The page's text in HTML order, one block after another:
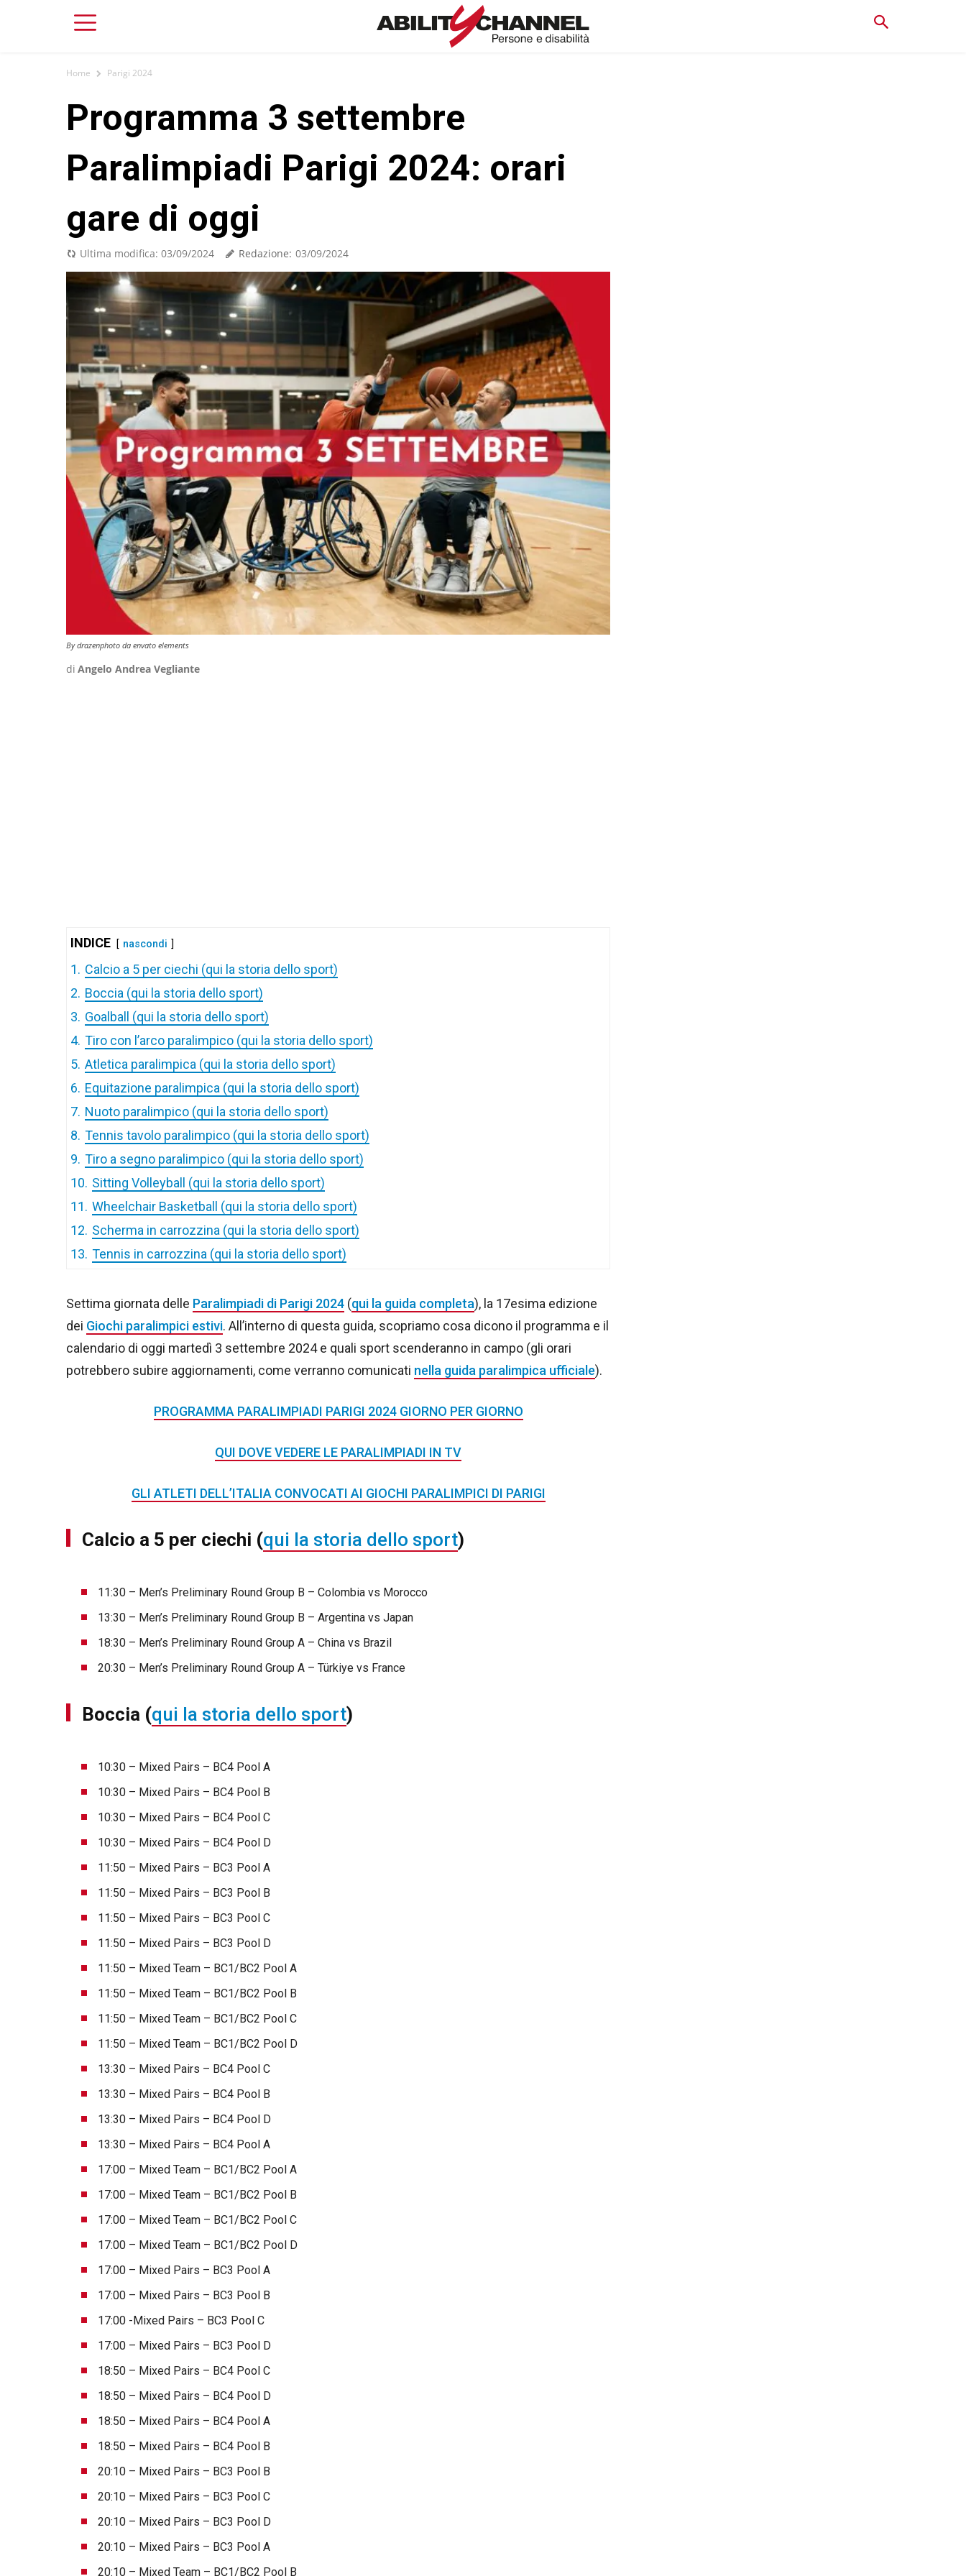
Home Parigi 2024
Programma 3 settembre
Paralimpiadi Parigi 2024: orari
gare di oggi
Ultima modifica: 03/09/2024 Redazione: 03/09/2024
By drazenphoto da envato elements
di Angelo Andrea Vegliante
INDICE nascondi
1. Calcio a 5 per ciechi (qui la storia dello sport)
2. Boccia (qui la storia dello sport)
3. Goalball (qui la storia dello sport)
4. Tiro con l’arco paralimpico (qui la storia dello sport)
5. Atletica paralimpica (qui la storia dello sport)
6. Equitazione paralimpica (qui la storia dello sport)
7. Nuoto paralimpico (qui la storia dello sport)
8. Tennis tavolo paralimpico (qui la storia dello sport)
9. Tiro a segno paralimpico (qui la storia dello sport)
10. Sitting Volleyball (qui la storia dello sport)
11. Wheelchair Basketball (qui la storia dello sport)
12. Scherma in carrozzina (qui la storia dello sport)
13. Tennis in carrozzina (qui la storia dello sport)
Settima giornata delle Paralimpiadi di Parigi 2024 (qui la guida completa), la 17esima edizione
dei Giochi paralimpici estivi. All’interno di questa guida, scopriamo cosa dicono il programma e il
calendario di oggi martedì 3 settembre 2024 e quali sport scenderanno in campo (gli orari
potrebbero subire aggiornamenti, come verranno comunicati nella guida paralimpica ufficiale).
PROGRAMMA PARALIMPIADI PARIGI 2024 GIORNO PER GIORNO
QUI DOVE VEDERE LE PARALIMPIADI IN TV
GLI ATLETI DELL’ITALIA CONVOCATI AI GIOCHI PARALIMPICI DI PARIGI
Calcio a 5 per ciechi (qui la storia dello sport)
11:30 – Men’s Preliminary Round Group B – Colombia vs Morocco
13:30 – Men’s Preliminary Round Group B – Argentina vs Japan
18:30 – Men’s Preliminary Round Group A – China vs Brazil
20:30 – Men’s Preliminary Round Group A – Türkiye vs France
Boccia (qui la storia dello sport)
10:30 – Mixed Pairs – BC4 Pool A
10:30 – Mixed Pairs – BC4 Pool B
10:30 – Mixed Pairs – BC4 Pool C
10:30 – Mixed Pairs – BC4 Pool D
11:50 – Mixed Pairs – BC3 Pool A
11:50 – Mixed Pairs – BC3 Pool B
11:50 – Mixed Pairs – BC3 Pool C
11:50 – Mixed Pairs – BC3 Pool D
11:50 – Mixed Team – BC1/BC2 Pool A
11:50 – Mixed Team – BC1/BC2 Pool B
11:50 – Mixed Team – BC1/BC2 Pool C
11:50 – Mixed Team – BC1/BC2 Pool D
13:30 – Mixed Pairs – BC4 Pool C
13:30 – Mixed Pairs – BC4 Pool B
13:30 – Mixed Pairs – BC4 Pool D
13:30 – Mixed Pairs – BC4 Pool A
17:00 – Mixed Team – BC1/BC2 Pool A
17:00 – Mixed Team – BC1/BC2 Pool B
17:00 – Mixed Team – BC1/BC2 Pool C
17:00 – Mixed Team – BC1/BC2 Pool D
17:00 – Mixed Pairs – BC3 Pool A
17:00 – Mixed Pairs – BC3 Pool B
17:00 -Mixed Pairs – BC3 Pool C
17:00 – Mixed Pairs – BC3 Pool D
18:50 – Mixed Pairs – BC4 Pool C
18:50 – Mixed Pairs – BC4 Pool D
18:50 – Mixed Pairs – BC4 Pool A
18:50 – Mixed Pairs – BC4 Pool B
20:10 – Mixed Pairs – BC3 Pool B
20:10 – Mixed Pairs – BC3 Pool C
20:10 – Mixed Pairs – BC3 Pool D
20:10 – Mixed Pairs – BC3 Pool A
20:10 – Mixed Team – BC1/BC2 Pool B